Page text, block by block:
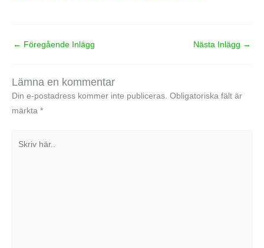
← Föregående Inlägg Nästa Inlägg →
Lämna en kommentar
Din e-postadress kommer inte publiceras. Obligatoriska fält är
märkta *